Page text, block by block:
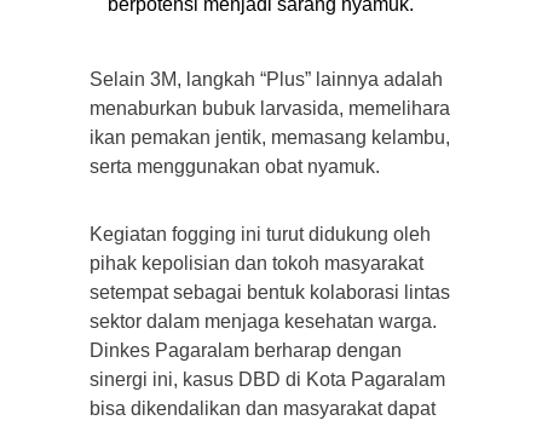
berpotensi menjadi sarang nyamuk.
Selain 3M, langkah “Plus” lainnya adalah
menaburkan bubuk larvasida, memelihara
ikan pemakan jentik, memasang kelambu,
serta menggunakan obat nyamuk.
Kegiatan fogging ini turut didukung oleh
pihak kepolisian dan tokoh masyarakat
setempat sebagai bentuk kolaborasi lintas
sektor dalam menjaga kesehatan warga.
Dinkes Pagaralam berharap dengan
sinergi ini, kasus DBD di Kota Pagaralam
bisa dikendalikan dan masyarakat dapat